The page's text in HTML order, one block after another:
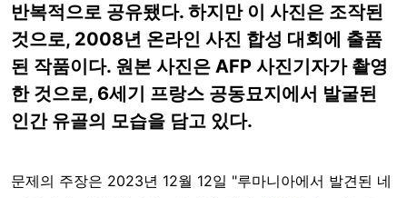
반복적으로 공유됐다. 하지만 이 사진은 조작된
것으로, 2008년 온라인 사진 합성 대회에 출품
된 작품이다. 원본 사진은 AFP 사진기자가 촬영
한 것으로, 6세기 프랑스 공동묘지에서 발굴된
인간 유골의 모습을 담고 있다.
문제의 주장은 2023년 12월 12일 "루마니아에서 발견된 네